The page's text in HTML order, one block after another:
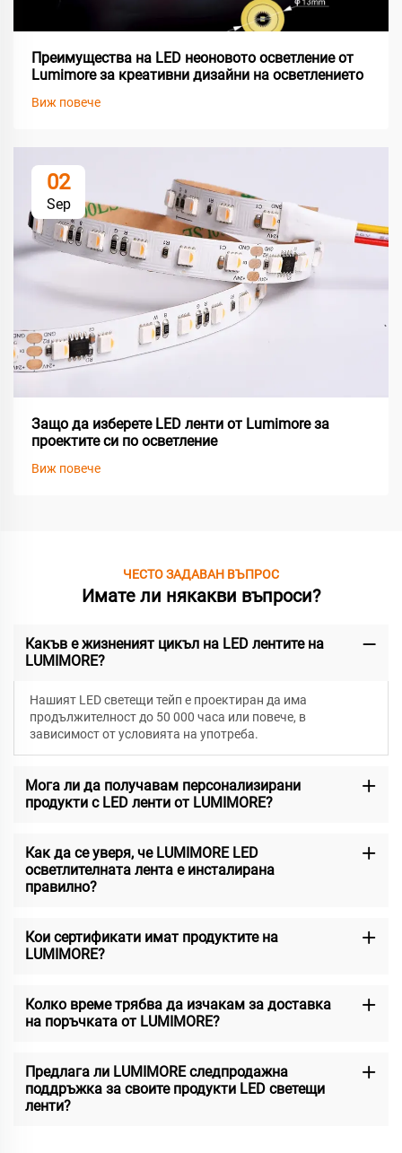
Преимущества на LED неоновото осветление от
Lumimore за креативни дизайни на осветлението
Виж повече
02
Sep
Защо да изберете LED ленти от Lumimore за
проектите си по осветление
Виж повече
ЧЕСТО ЗАДАВАН ВЪПРОС
Имате ли някакви въпроси?
Какъв е жизненият цикъл на LED лентите на
LUMIMORE?
Нашият LED светещи тейп е проектиран да има
продължителност до 50 000 часа или повече, в
зависимост от условията на употреба.
Мога ли да получавам персонализирани
продукти с LED ленти от LUMIMORE?
Как да се уверя, че LUMIMORE LED
осветлителната лента е инсталирана
правилно?
Кои сертификати имат продуктите на
LUMIMORE?
Колко време трябва да изчакам за доставка
на поръчката от LUMIMORE?
Предлага ли LUMIMORE следпродажна
поддръжка за своите продукти LED светещи
ленти?